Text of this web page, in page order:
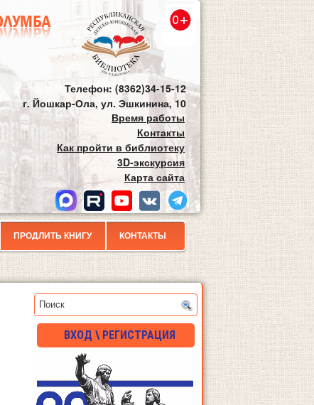
Телефон: (8362)34-15-12
г. Йошкар-Ола, ул. Эшкинина, 10
Время работы
Контакты
Как пройти в библиотеку
3D-экскурсия
Карта сайта
ПРОДЛИТЬ КНИГУ КОНТАКТЫ
ВХОД \ РЕГИСТРАЦИЯ